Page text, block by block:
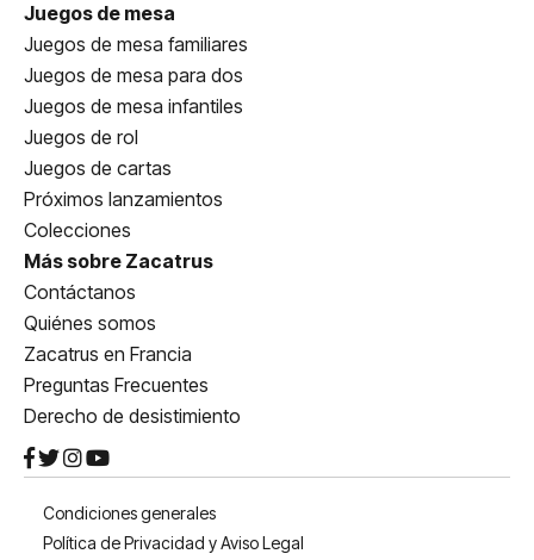
Juegos de mesa
Juegos de mesa familiares
Juegos de mesa para dos
Juegos de mesa infantiles
Juegos de rol
Juegos de cartas
Próximos lanzamientos
Colecciones
Más sobre Zacatrus
Contáctanos
Quiénes somos
Zacatrus en Francia
Preguntas Frecuentes
Derecho de desistimiento
Condiciones generales
Política de Privacidad y Aviso Legal